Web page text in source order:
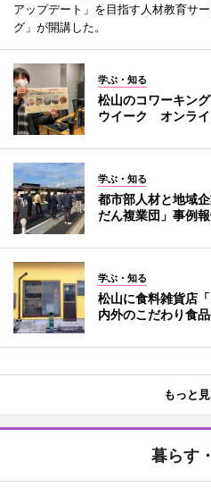
アップデート」を目指す人材教育サ
グ」が開講した。
学ぶ・知る
松山のコワーキン
ウイーク オンライ
学ぶ・知る
都市部人材と地域
だん複業団」事例
学ぶ・知る
松山に食料雑貨店
内外のこだわり食
もっと
暮らす